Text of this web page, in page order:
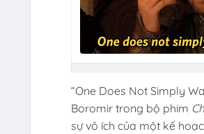
“One Does Not Simply
Boromir trong bộ phim
sự vô ích của một kế